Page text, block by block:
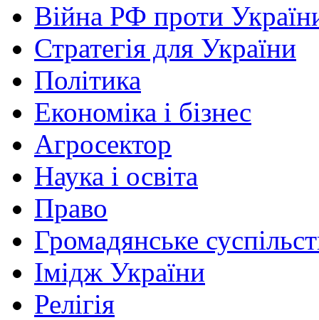
Війна РФ проти
Стратегія для України
Політика
Економіка і бізнес
Агросектор
Наука і освіта
Право
Громадянське
Імідж України
Релігія